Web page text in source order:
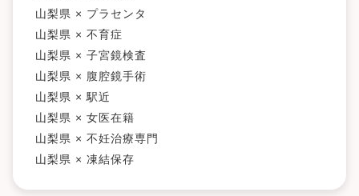
山梨県 × プラセンタ
山梨県 × 不育症
山梨県 × 子宮鏡検査
山梨県 × 腹腔鏡手術
山梨県 × 駅近
山梨県 × 女医在籍
山梨県 × 不妊治療専門
山梨県 × 凍結保存